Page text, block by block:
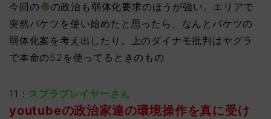
今回の
の政治も弱体化要求のほうが強い。エリアで
突然バケツを使い始めたと思ったら、なんとバケツの
弱体化案を考え出したり。上のダイナモ批判はヤグラ
で本命の52を使ってるときのもの
11： スプラプレイヤーさん
youtubeの政治家達の環境操作を真に受け